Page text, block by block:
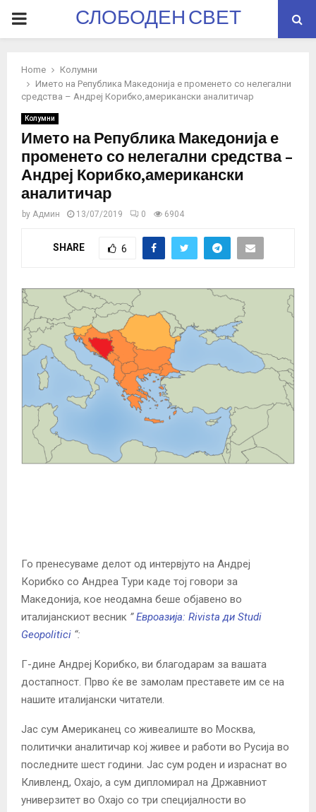
PRIMARYСЛОБОДЕН СВЕТ
Home
Колумни
Името на Република Македонија е променетo со нелегални
средства – Андреј Корибко,американски аналитичар
Колумни
Името на Република Македонија е
променетo со нелегални средства –
Андреј Корибко,американски
аналитичар
by Админ 13/07/2019 0 6904
SHARE 6
Го пренесуваме делот од интервјуто на Андреј
Корибко со Андреа Tури каде тој говори за
Македонија, кое неодамна беше објавено во
италијанскиот весник ”Евроазија: Rivista ди Studi
Geopolitici “:
Г-дине Андреј Koрибко, ви благодарам за вашата
достапност. Прво ќе ве замолам преставете им се на
нашите италијански читатели.
Јас сум Американец со живеалиште во Москва,
политички аналитичар кој живее и работи во Русија во
последните шест години. Јас сум роден и израснат во
Кливленд, Охајо, а сум дипломирал на Државниот
универзитет во Охајо со три специјалности во